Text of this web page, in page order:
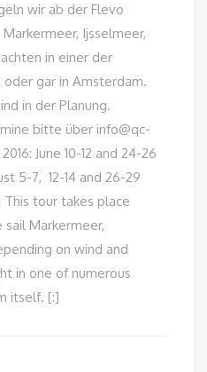
wir ab der Flevo
Ijsselmeer,
in einer der
oder gar in Amsterdam.
in der Planung.
bitte über info@qc-
June 10-12 and 24-26
5-7, 12-14 and 26-29
This tour takes place
sail Markermeer,
on wind and
in one of numerous
itself. [:]